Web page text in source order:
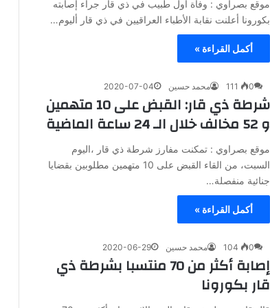
موقع بصراوي : وفاة أول طبيب في ذي قار جراء إصابته
بكورونا أعلنت نقابة الأطباء العراقيين في ذي قار أليوم…
أكمل القراءة »
محمد حسين 2020-07-04 0
شرطة ذي قار: القبض على 10 متهمين
و 52 مخالف خلال الـ 24 ساعة الماضية
موقع بصراوي : تمكنت مفارز شرطة ذي قار ،اليوم
السبت، من القاء القبض على 10 متهمين مطلوبين بقضايا
جنائية منفصلة…
أكمل القراءة »
محمد حسين 2020-06-29 0
إصابة أكثر من 70 منتسبا بشرطة ذي
قار بكورونا